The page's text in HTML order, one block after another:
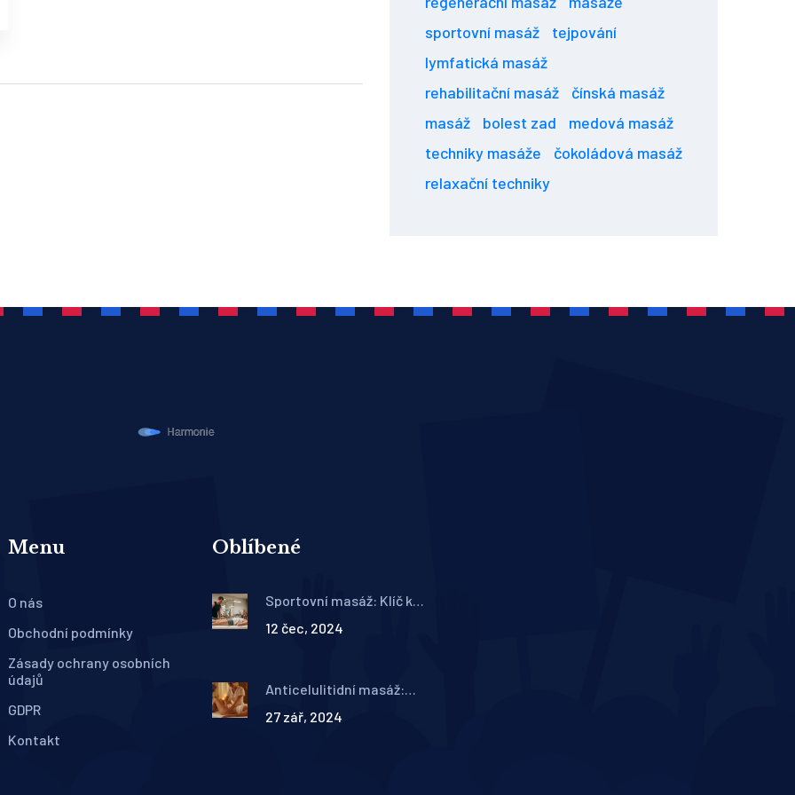
sportovní masáž
tejpování
lymfatická masáž
rehabilitační masáž
čínská masáž
masáž
bolest zad
medová masáž
techniky masáže
čokoládová masáž
relaxační techniky
Menu
O nás
Obchodní podmínky
Zásady ochrany osobních
údajů
GDPR
Kontakt
Oblíbené
Sportovní masáž: Klíč k
12 čec, 2024
Anticelulitidní masáž:
funguje
27 zář, 2024